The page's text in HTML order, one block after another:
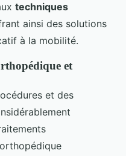
techniques
ainsi des solutions
à la mobilité.
et
et des